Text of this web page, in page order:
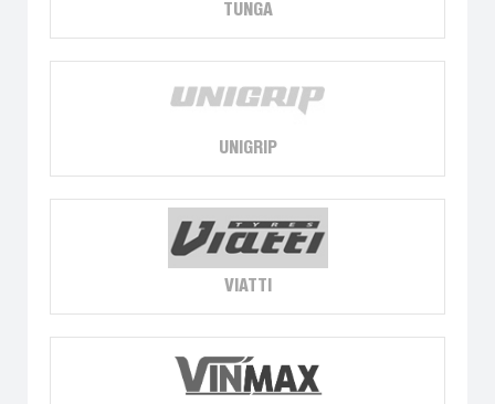
TUNGA
UNIGRIP
VIATTI